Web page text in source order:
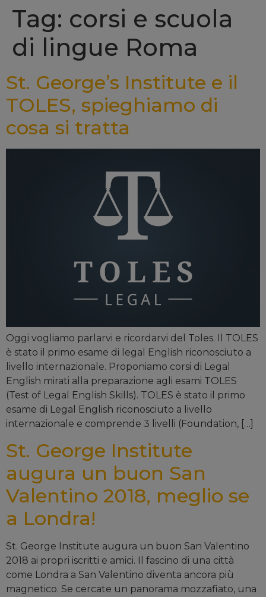
Tag: corsi e scuola
di lingue Roma
St. George’s Institute e il
TOLES, spieghiamo di
cosa si tratta
Oggi vogliamo parlarvi e ricordarvi del Toles. Il TOLES
è stato il primo esame di legal English riconosciuto a
livello internazionale. Proponiamo corsi di Legal
English mirati alla preparazione agli esami TOLES
(Test of Legal English Skills). TOLES è stato il primo
esame di Legal English riconosciuto a livello
internazionale e comprende 3 livelli (Foundation, […]
St. George Institute
augura un buon San
Valentino 2018, meglio se
a Londra!
St. George Institute augura un buon San Valentino
2018 ai propri iscritti e amici. Il fascino di una città
come Londra a San Valentino diventa ancora più
magnetico. Se cercate un panorama mozzafiato, una